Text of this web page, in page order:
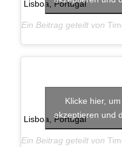
Lisboa, Portugal
Ein Beitrag geteilt von
Lisboa, Portugal
Ein Beitrag geteilt von
Klicke hier,
akzeptieren und